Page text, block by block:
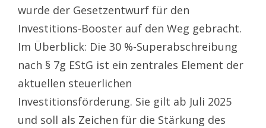
wurde der Gesetzentwurf für den
Investitions-Booster auf den Weg gebracht.
Im Überblick: Die 30 %-Superabschreibung
nach § 7g EStG ist ein zentrales Element der
aktuellen steuerlichen
Investitionsförderung. Sie gilt ab Juli 2025
und soll als Zeichen für die Stärkung des